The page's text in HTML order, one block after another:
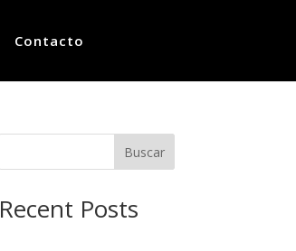
Contacto
Buscar
Recent Posts